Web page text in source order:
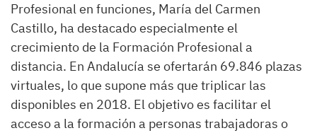
Profesional en funciones, María del Carmen
Castillo, ha destacado especialmente el
crecimiento de la Formación Profesional a
distancia. En Andalucía se ofertarán 69.846 plazas
virtuales, lo que supone más que triplicar las
disponibles en 2018. El objetivo es facilitar el
acceso a la formación a personas trabajadoras o